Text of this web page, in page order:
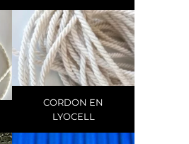
CORDON EN
LYOCELL